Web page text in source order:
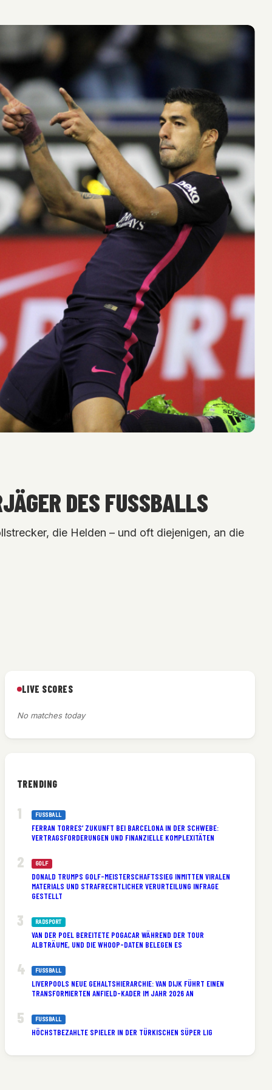
DES FUSSBALLS
die Helden – und oft diejenigen, an die
LIVE SCORES
No matches today
TRENDING
FUSSBALL
FERRAN TORRES‘ ZUKUNFT BEI BARCELONA IN DER SCHWEBE:
VERTRAGSFORDERUNGEN UND FINANZIELLE KOMPLEXITÄTEN
GOLF
DONALD TRUMPS GOLF-MEISTERSCHAFTSSIEG INMITTEN VIRALEN
MATERIALS UND STRAFRECHTLICHER VERURTEILUNG INFRAGE
GESTELLT
RADSPORT
VAN DER POEL BEREITETE POGACAR WÄHREND DER TOUR
ALBTRÄUME, UND DIE WHOOP-DATEN BELEGEN ES
FUSSBALL
LIVERPOOLS NEUE GEHALTSHIERARCHIE: VAN DIJK FÜHRT EINEN
TRANSFORMIERTEN ANFIELD-KADER IM JAHR 2026 AN
FUSSBALL
HÖCHSTBEZAHLTE SPIELER IN DER TÜRKISCHEN SÜPER LIG